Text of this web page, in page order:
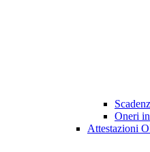
Oneri
Attestazioni